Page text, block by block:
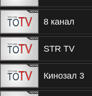
8 канал
STR TV
Кинозал 3